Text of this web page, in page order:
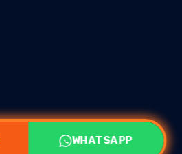
WHATSAPP